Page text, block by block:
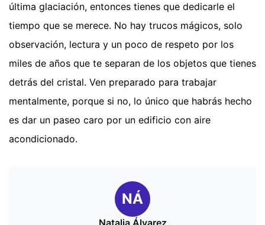
última glaciación, entonces tienes que dedicarle el
tiempo que se merece. No hay trucos mágicos, solo
observación, lectura y un poco de respeto por los
miles de años que te separan de los objetos que tienes
detrás del cristal. Ven preparado para trabajar
mentalmente, porque si no, lo único que habrás hecho
es dar un paseo caro por un edificio con aire
acondicionado.
NÁ